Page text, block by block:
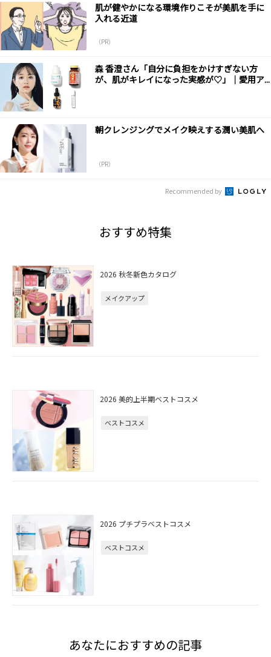
肌が健やかになる環境作りこそが美肌を手に
入れる近道
（PR）
森 香澄さん「自分に負担をかけすぎない方
が、肌がキレイになった実感が♡」｜愛用ア...
朝クレンジングでメイク映えする潤い美肌へ
（PR）
Recommended by
おすすめ特集
2026 秋冬新色カタログ
メイクアップ
2026 美的上半期ベストコスメ
ベストコスメ
2026 プチプラベストコスメ
ベストコスメ
あなたにおすすめの記事